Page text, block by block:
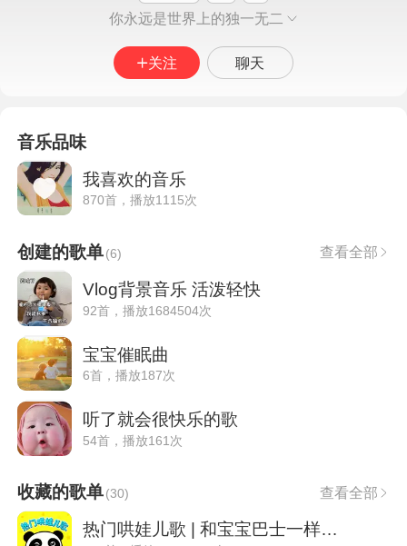
你永远是世界上的独一无二
关注 聊天
音乐品味
我喜欢的音乐
870首，播放1115次
创建的歌单(6) 查看全部
Vlog背景音乐 活泼轻快
92首，播放1684504次
宝宝催眠曲
6首，播放187次
听了就会很快乐的歌
54首，播放161次
收藏的歌单(30) 查看全部
热门哄娃儿歌 | 和宝宝巴士一样好听的免费儿歌